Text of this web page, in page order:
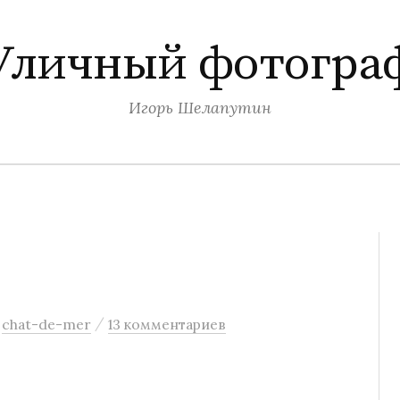
Игорь Шелапутин
chat-de-mer / 13 комментариев